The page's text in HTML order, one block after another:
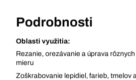
Podrobnosti
Oblasti využitia:
Rezanie, orezávanie a úprava
mieru
Zoškrabovanie lepidiel, farieb, tmelov